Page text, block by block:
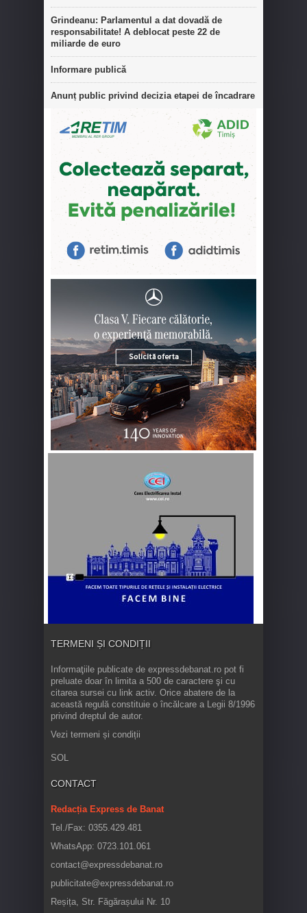
Grindeanu: Parlamentul a dat dovadă de
responsabilitate! A deblocat peste 22 de
miliarde de euro
Informare publică
Anunț public privind decizia etapei de încadrare
TERMENI ȘI CONDIȚII
Informaţiile publicate de expressdebanat.ro pot fi
preluate doar în limita a 500 de caractere şi cu
citarea sursei cu link activ. Orice abatere de la
această regulă constituie o încălcare a Legii 8/1996
privind dreptul de autor.
Vezi termeni și condiții
SOL
CONTACT
Redacția Express de Banat
Tel./Fax: 0355.429.481
WhatsApp: 0723.101.061
contact@expressdebanat.ro
publicitate@expressdebanat.ro
Reșița, Str. Făgărașului Nr. 10